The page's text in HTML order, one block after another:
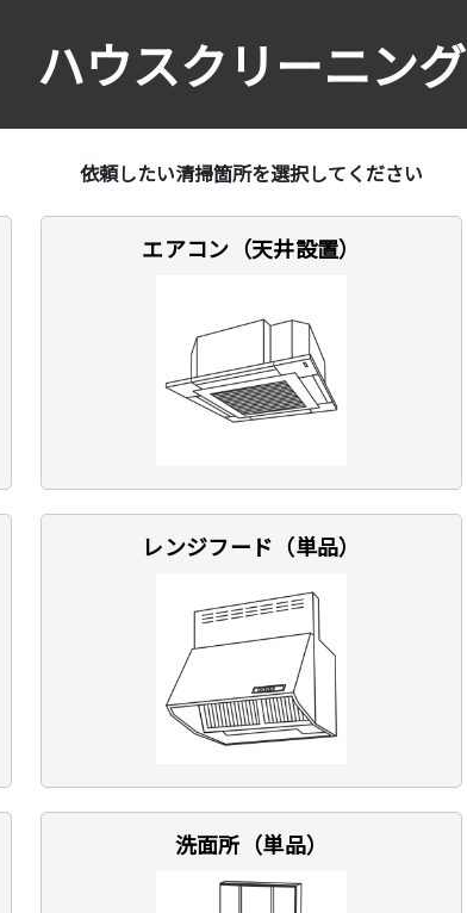
ハウスクリーニング
依頼したい清掃箇所を選択してください
エアコン（天井設置）
レンジフード（単品）
洗面所（単品）